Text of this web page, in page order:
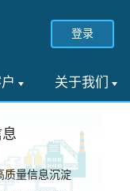
登录
关于我们
质量信息沉淀